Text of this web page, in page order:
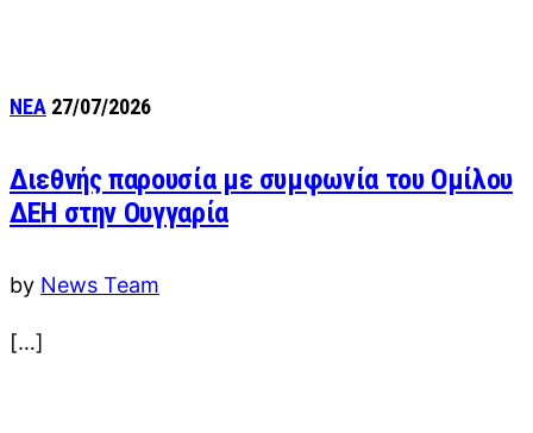
ΝΕΑ 27/07/2026
Διεθνής παρουσία με συμφωνία του Ομίλου
ΔΕΗ στην Ουγγαρία
by News Team
[…]